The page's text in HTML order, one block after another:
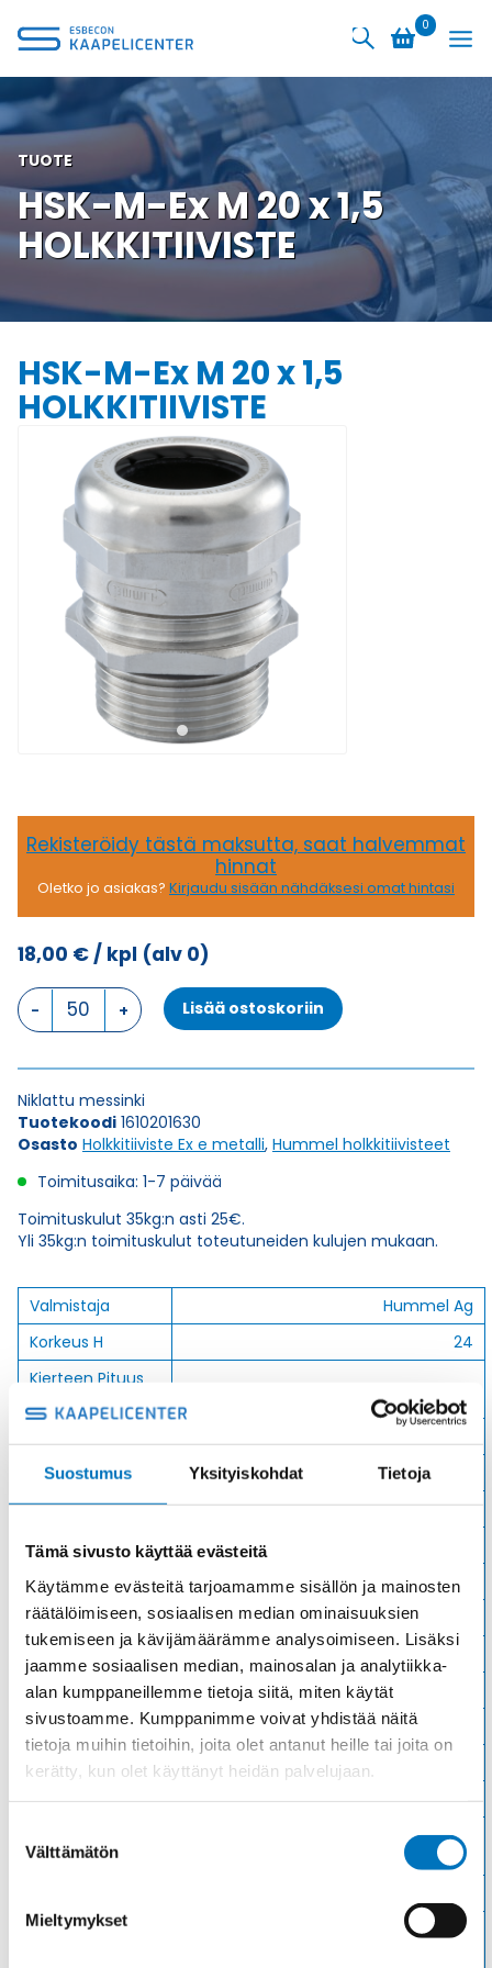
Suostumus Yksityiskohdat Tietoja
Tämä sivusto käyttää evästeitä
Käytämme evästeitä tarjoamamme sisällön ja mainosten
räätälöimiseen, sosiaalisen median ominaisuuksien
tukemiseen ja kävijämäärämme analysoimiseen. Lisäksi
jaamme sosiaalisen median, mainosalan ja analytiikka-
alan kumppaneillemme tietoja siitä, miten käytät
sivustoamme. Kumppanimme voivat yhdistää näitä
tietoja muihin tietoihin, joita olet antanut heille tai joita on
kerätty, kun olet käyttänyt heidän palvelujaan.
valinta
Välttämätön
Mieltymykset
sisältöön
0
TUOTE
HSK-M-Ex M 20 x 1,5
HOLKKITIIVISTE
HSK-M-Ex M 20 x 1,5
HOLKKITIIVISTE
Rekisteröidy tästä maksutta, saat halvemmat
hinnat
Oletko jo asiakas? Kirjaudu sisään nähdäksesi omat hintasi
18,00 €/ kpl (alv 0)
HSK-
M-
M
x
1,5
HOLKKITIIVISTE
määrä
Lisää ostoskoriin
Niklattu messinki
Tuotekoodi 1610201630
Osasto Holkkitiiviste Ex e metalli, Hummel holkkitiivisteet
Toimitusaika: 1-7 päivää
Toimituskulut 35kg:n asti 25€.
Yli 35kg:n toimituskulut toteutuneiden kulujen mukaan.
Valmistaja
Hummel Ag
Korkeus H
24
Kierteen Pituus
Etim 7
EC000441
Materiaali
Niklattu messinki
Kierre
Ulkokierre Ag
M 20 x 1,5
Normen
Max [C]
Käyttölämpötila
'-20°C to +95°C
O-Rengas
Kotelointiluokka
IP 68 – 10 bar;IP 69 K
[Mm]
24
Setrifikaatti
ATEX;VDE;EAC;INMETRO;IECEx;CSA;DNV-